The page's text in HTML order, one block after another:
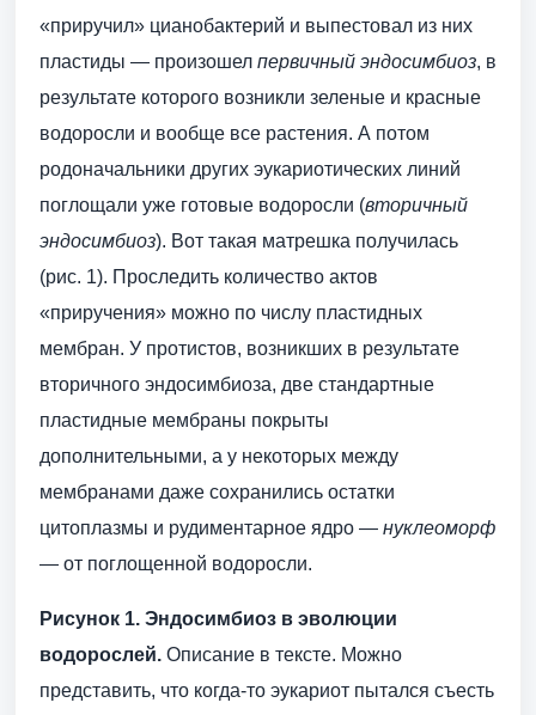
«приручил» цианобактерий и выпестовал из них
пластиды — произошел первичный эндосимбиоз, в
результате которого возникли зеленые и красные
водоросли и вообще все растения. А потом
родоначальники других эукариотических линий
поглощали уже готовые водоросли (вторичный
эндосимбиоз). Вот такая матрешка получилась
(рис. 1). Проследить количество актов
«приручения» можно по числу пластидных
мембран. У протистов, возникших в результате
вторичного эндосимбиоза, две стандартные
пластидные мембраны покрыты
дополнительными, а у некоторых между
мембранами даже сохранились остатки
цитоплазмы и рудиментарное ядро — нуклеоморф
— от поглощенной водоросли.
Рисунок 1. Эндосимбиоз в эволюции
водорослей. Описание в тексте. Можно
представить, что когда-то эукариот пытался съесть